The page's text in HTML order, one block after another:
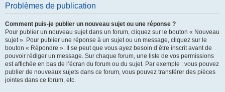
Problèmes de publication
Comment puis-je publier un nouveau sujet ou une réponse ?
Pour publier un nouveau sujet dans un forum, cliquez sur le bouton « Nouveau
sujet ». Pour publier une réponse à un sujet ou un message, cliquez sur le
bouton « Répondre ». Il se peut que vous ayez besoin d’être inscrit avant de
pouvoir rédiger un message. Sur chaque forum, une liste de vos permissions
est affichée en bas de l’écran du forum ou du sujet. Par exemple : vous pouvez
publier de nouveaux sujets dans ce forum, vous pouvez transférer des pièces
jointes dans ce forum, etc.